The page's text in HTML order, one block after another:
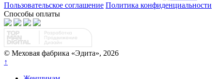
Пользовательское соглашение Политика конфиденциальности
Способы оплаты
© Меховая фабрика «Эдита», 2026
↑